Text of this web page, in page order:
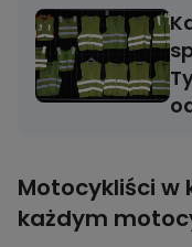
Motocykliści w
każdym